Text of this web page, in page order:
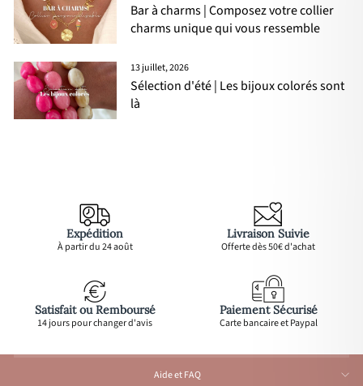
Bar à charms | Composez votre collier
charms unique qui vous ressemble
13 juillet, 2026
Sélection d'été | Les bijoux colorés sont
là
Expédition
À partir du 24 août
Livraison Suivie
Offerte dès 50€ d'achat
Satisfait ou Remboursé
14 jours pour changer d'avis
Paiement Sécurisé
Carte bancaire et Paypal
Aide et FAQ